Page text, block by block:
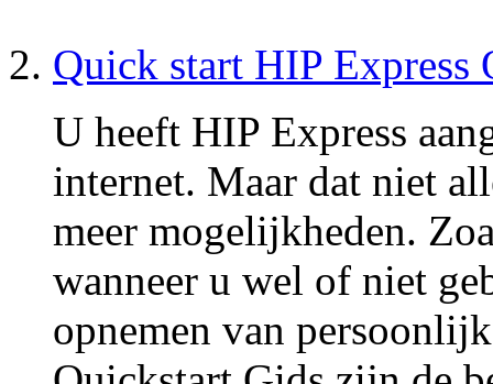
Quick start HIP Express
U heeft HIP Express
internet. Maar dat niet
meer mogelijkheden.
wanneer u wel of niet
opnemen van